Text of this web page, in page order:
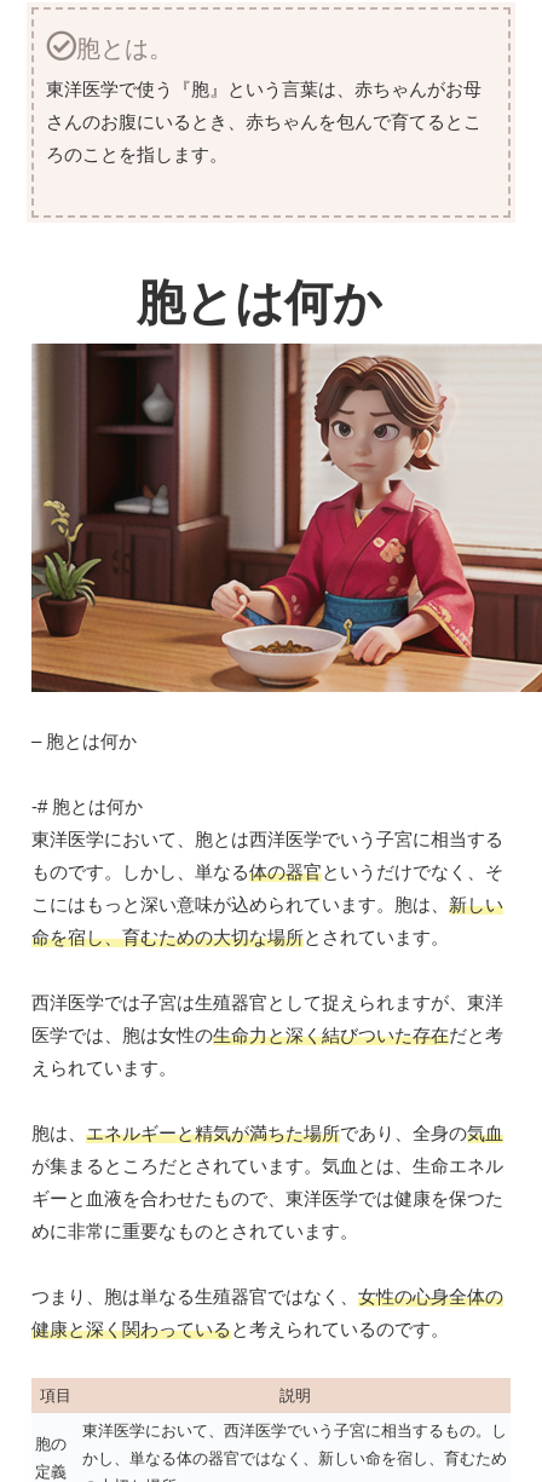
胞とは。
東洋医学で使う『胞』という言葉は、赤ちゃんがお母
さんのお腹にいるとき、赤ちゃんを包んで育てるとこ
ろのことを指します。
胞とは何か
– 胞とは何か
-# 胞とは何か
東洋医学において、胞とは西洋医学でいう子宮に相当する
ものです。しかし、単なる体の器官というだけでなく、そ
こにはもっと深い意味が込められています。胞は、 新しい
命を宿し、育むための大切な場所とされています。
西洋医学では子宮は生殖器官として捉えられますが、東洋
医学では、胞は女性の生命力と深く結びついた存在だと考
えられています。
胞は、 エネルギーと精気が満ちた場所であり、全身の気血
が集まるところだとされています。気血とは、生命エネル
ギーと血液を合わせたもので、東洋医学では健康を保つた
めに非常に重要なものとされています。
つまり、胞は単なる生殖器官ではなく、 女性の心身全体の
健康と深く関わっていると考えられているのです。
項目 説明
胞の
定義
東洋医学において、西洋医学でいう子宮に相当するもの。し
かし、単なる体の器官ではなく、新しい命を宿し、育むため